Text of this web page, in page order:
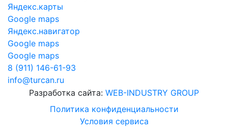
Яндекс.карты
Google maps
Яндекс.навигатор
Google maps
Google maps
8 (911) 146-61-93
info@turcan.ru
Политика конфиденциальности
Условия сервиса
Разработка сайта: WEB-INDUSTRY GROUP